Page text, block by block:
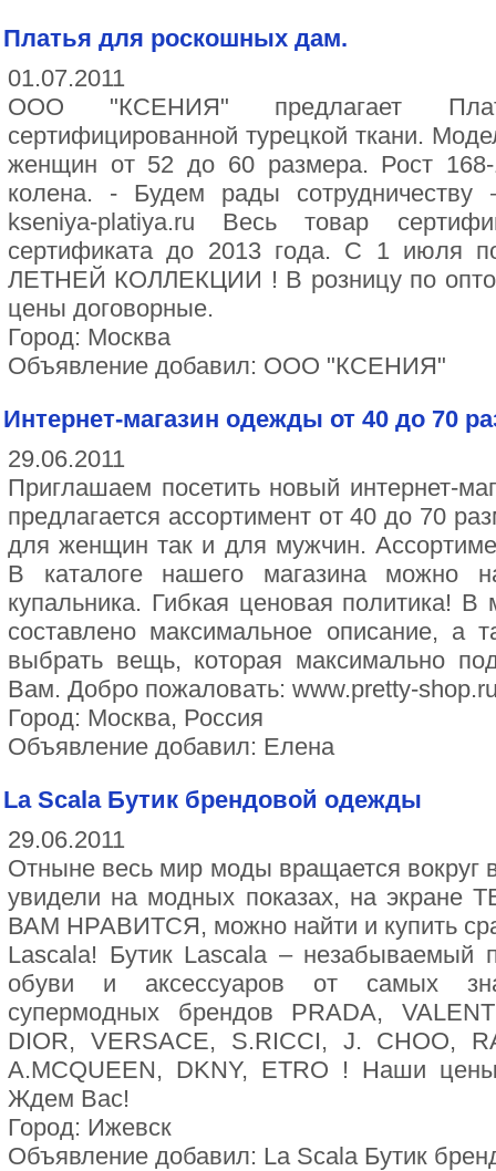
Платья для роскошных дам.
01.07.2011
ООО "КСЕНИЯ" предлагает
сертифицированной турецкой ткани.
женщин от 52 до 60 размера. Рост
колена. - Будем рады
kseniya-platiya.ru Весь товар
сертификата до 2013 года. С 1
ЛЕТНЕЙ КОЛЛЕКЦИИ ! В розницу по
цены договорные.
Город: Москва
Объявление добавил: ООО "КСЕНИЯ"
Интернет-магазин одежды от 40 до 70
29.06.2011
Приглашаем посетить новый интернет-
предлагается ассортимент от 40 до 70
для женщин так и для мужчин.
В каталоге нашего магазина можно
купальника. Гибкая ценовая политика! В
составлено максимальное описание, а
выбрать вещь, которая максимально
Вам. Добро пожаловать: www.pretty-
Город: Москва, Россия
Объявление добавил: Елена
La Scala Бутик брендовой одежды
29.06.2011
Отныне весь мир моды вращается вокруг
увидели на модных показах, на
ВАМ НРАВИТСЯ, можно найти и купить
Lascala! Бутик Lascala – незабываемый
обуви и аксессуаров от самых
супермодных брендов PRADA,
DIOR, VERSACE, S.RICCI, J. CHOO,
A.MCQUEEN, DKNY, ETRO ! Наши
Ждем Вас!
Город: Ижевск
Объявление добавил: La Scala Бутик